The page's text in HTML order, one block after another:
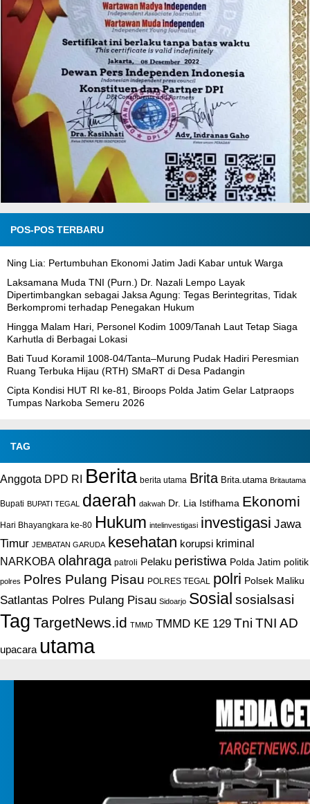
POS-POS TERBARU
Ning Lia: Pertumbuhan Ekonomi Jatim Jadi Kabar untuk Warga
Laksamana Muda TNI (Purn.) Dr. Nazali Lempo Layak
Dipertimbangkan sebagai Jaksa Agung: Tegas Berintegritas, Tidak
Berkompromi terhadap Penegakan Hukum
Hingga Malam Hari, Personel Kodim 1009/Tanah Laut Tetap Siaga
Karhutla di Berbagai Lokasi
Bati Tuud Koramil 1008-04/Tanta–Murung Pudak Hadiri Peresmian
Ruang Terbuka Hijau (RTH) SMaRT di Desa Padangin
Cipta Kondisi HUT RI ke-81, Biroops Polda Jatim Gelar Latpraops
Tumpas Narkoba Semeru 2026
TAG
Anggota DPD RI Berita berita utama Brita Brita.utama Britautama
Bupati BUPATI TEGAL daerah dakwah Dr. Lia Istifhama Ekonomi
Hari Bhayangkara ke-80 Hukum intelinvestigasi investigasi Jawa
Timur JEMBATAN GARUDA kesehatan korupsi kriminal
NARKOBA olahraga patroli Pelaku peristiwa Polda Jatim politik
polres Polres Pulang Pisau POLRES TEGAL polri Polsek Maliku
Satlantas Polres Pulang Pisau Sidoarjo Sosial sosialsasi
Tag TargetNews.id TMMD TMMD KE 129 Tni TNI AD
upacara utama